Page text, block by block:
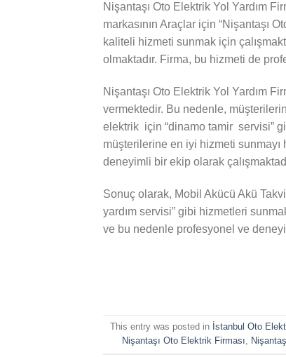
Nişantaşı Oto Elektrik Yol Yardım
markasının Araçlar için “Nişantaşı
kaliteli hizmeti sunmak için
olmaktadır. Firma, bu hizmeti de
Nişantaşı Oto Elektrik Yol Yardım
vermektedir. Bu nedenle,
elektrik için “dinamo tamir servisi”
müşterilerine en iyi hizmeti sunmayı
deneyimli bir ekip olarak
Sonuç olarak, Mobil Akücü Akü
yardım servisi” gibi hizmetleri
ve bu nedenle profesyonel ve
This entry was posted in İstanbul Oto
Nişantaşı Oto Elektrik Firması,